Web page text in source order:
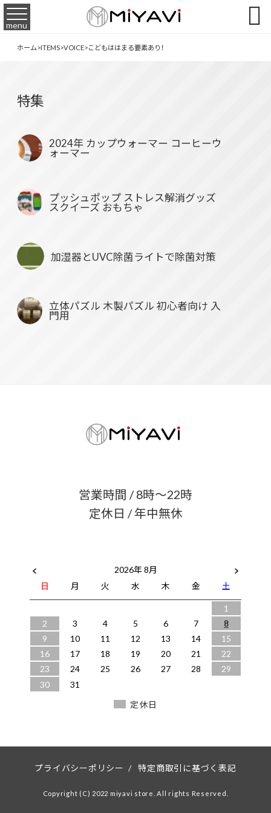
menu 
ホーム>ITEMS>VOICE>こどもははまる要素あり！
特集
2024年 カップウォーマー コーヒーウ
ォーマー
プッシュポップ ストレス解消グッズ
スクイーズ おもちゃ
加湿器とUVC除菌ライトで除菌対策
立体パズル 木製パズル 初心者向け 入
門用
営業時間 / 8時〜22時
定休日 / 年中無休
2026年 8月
日
月 火 水 木 金
土
1
2
3 4 5 6 7
8
9
10 11 12 13 14
15
16
17 18 19 20 21
22
23
24 25 26 27 28
29
30
31
定休日
プライバシーポリシー / 特定商取引に基づく表記
Copyright (C) 2022 miyavi store. All rights Reserved.